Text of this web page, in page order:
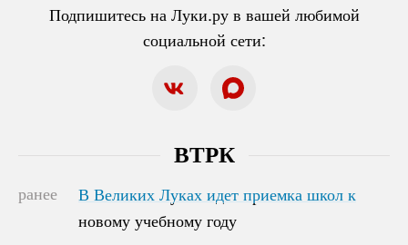
Подпишитесь на Луки.ру в вашей любимой
социальной сети:
ВТРК
ранее
В Великих Луках идет приемка школ к
новому учебному году
В Великих Луках идет приемка школ к
новому учебному году